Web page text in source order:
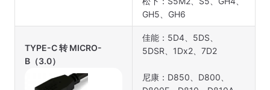
GH5、GH6
TYPE-C 转 MICRO-
B（3.0）
佳能：5D4、5DS、
5DSR、1Dx2、7D2
尼康：D850、D800、